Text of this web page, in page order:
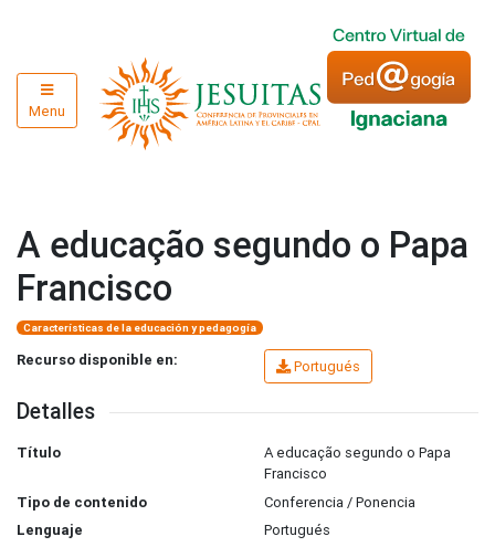
Menu
A educação segundo o Papa
Francisco
Características de la educación y pedagogía
Recurso disponible en: Portugués
Detalles
Título
A educação segundo o Papa
Francisco
Tipo de contenido
Conferencia / Ponencia
Lenguaje
Portugués